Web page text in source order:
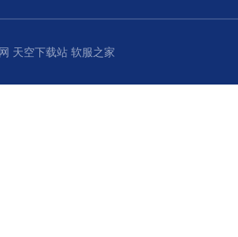
天空下载站 软服之家